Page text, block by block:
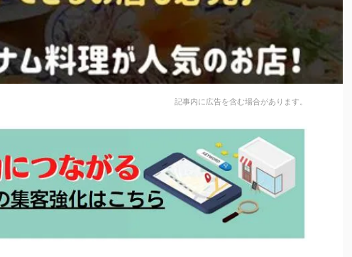
記事内に広告を含む場合があります。